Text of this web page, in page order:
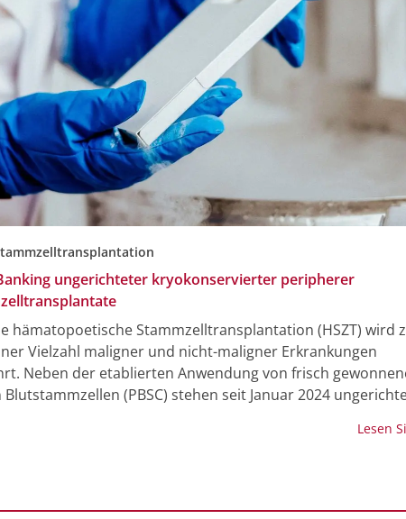
ungerichteter kryokonservierter peripherer
hämatopoetische Stammzelltransplantation (HSZT) wird
Vielzahl maligner und nicht-maligner Erkrankungen
Neben der etablierten Anwendung von frisch
(PBSC) stehen seit Januar 2024
zur Verfügung. ADCU bieten
Lesen